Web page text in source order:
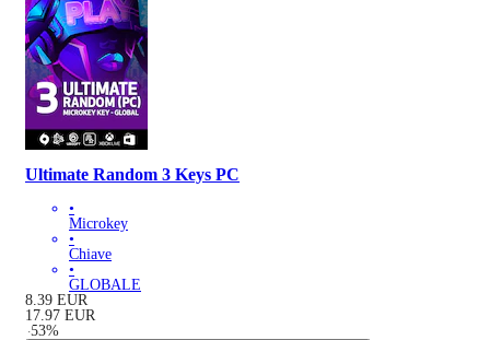
Ultimate Random 3 Keys PC
•
Microkey
•
Chiave
•
GLOBALE
8.39 EUR
17.97 EUR
-53%